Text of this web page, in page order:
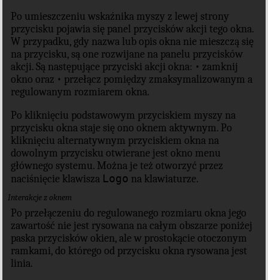
Po umieszczeniu wskaźnika myszy z lewej strony
przycisku pojawia się panel przycisków akcji tego okna.
W przypadku, gdy nazwa lub opis okna nie mieszczą się
na przycisku, są one rozwijane na panelu przycisków
akcji. Są następujące przyciski akcji okna: • zamknij
okno oraz • przełącz pomiędzy zmaksymalizowanym a
regulowanym rozmiarem okna.
Po kliknięciu podstawowym przyciskiem myszy na
przycisku okna staje się ono oknem aktywnym. Po
kliknięciu alternatywnym przyciskiem okna na
dowolnym przycisku otwierane jest okno menu
głównego systemu. Można je też otworzyć przez
naciśnięcie klawisza Logo na klawiaturze.
Interakcje z oknem
Po przełączeniu do regulowanego rozmiaru okna jego
zawartość nie jest rysowana na całym obszarze poniżej
paska przycisków okien, ale w prostokącie otoczonym
ramkami, do którego od przycisku okna rysowana jest
linia.